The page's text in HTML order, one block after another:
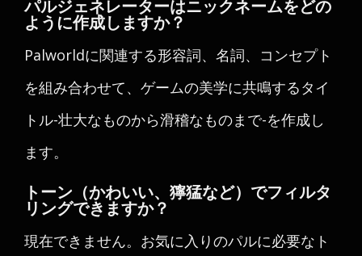
パルジェネレーターはニックネームをどの
ように作成しますか？
Palworldに関連する形容詞、名詞、コンセプト
を組み合わせて、ゲームの美学に共鳴するタイ
トル-壮大なものから滑稽なものまで-を作成し
ます。
トーン（かわいい、獰猛など）でフィルタ
リングできますか？
現在できません。お気に入りのパルに必要なト